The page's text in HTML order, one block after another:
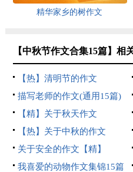
精华家乡的树作文
【中秋节作文合集15篇】相
【热】清明节的作文
描写老师的作文(通用15篇)
【精】关于秋天作文
【热】关于中秋的作文
关于安全的作文【精】
我喜爱的动物作文集锦15篇